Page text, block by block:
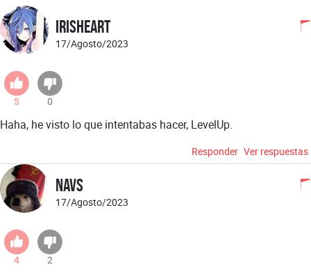
IrisHeart
17/Agosto/2023
5 0
Haha, he visto lo que intentabas hacer, LevelUp.
Responder Ver respuestas
Navs
17/Agosto/2023
4 2